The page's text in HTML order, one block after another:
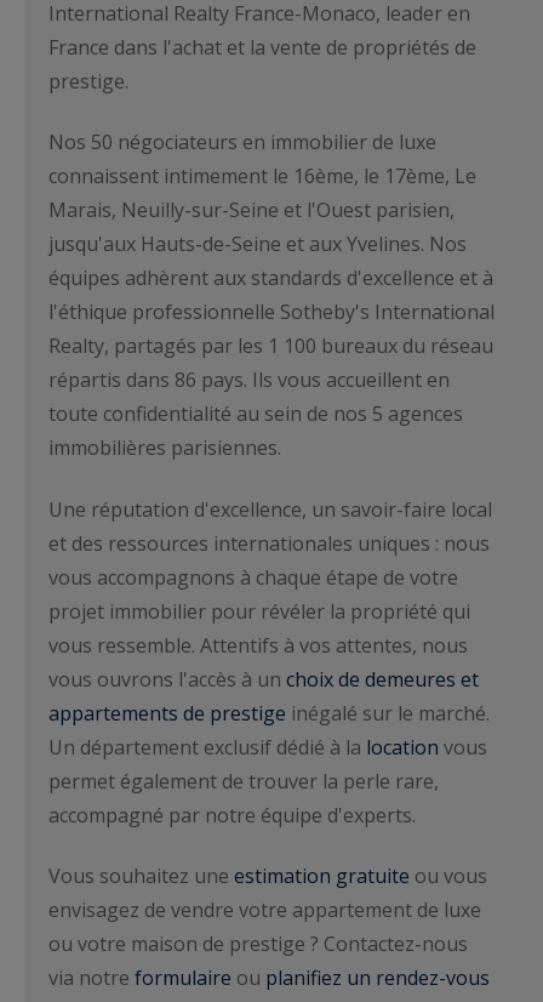
International Realty France-Monaco, leader en
France dans l'achat et la vente de propriétés de
prestige.
Nos 50 négociateurs en immobilier de luxe
connaissent intimement le 16ème, le 17ème, Le
Marais, Neuilly-sur-Seine et l'Ouest parisien,
jusqu'aux Hauts-de-Seine et aux Yvelines. Nos
équipes adhèrent aux standards d'excellence et à
l'éthique professionnelle Sotheby's International
Realty, partagés par les 1 100 bureaux du réseau
répartis dans 86 pays. Ils vous accueillent en
toute confidentialité au sein de nos 5 agences
immobilières parisiennes.
Une réputation d'excellence, un savoir-faire local
et des ressources internationales uniques : nous
vous accompagnons à chaque étape de votre
projet immobilier pour révéler la propriété qui
vous ressemble. Attentifs à vos attentes, nous
vous ouvrons l'accès à un choix de demeures et
appartements de prestige inégalé sur le marché.
Un département exclusif dédié à la location vous
permet également de trouver la perle rare,
accompagné par notre équipe d'experts.
Vous souhaitez une estimation gratuite ou vous
envisagez de vendre votre appartement de luxe
ou votre maison de prestige ? Contactez-nous
via notre formulaire ou planifiez un rendez-vous